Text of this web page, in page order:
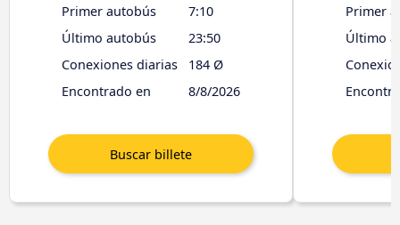
Primer autobús
7:10
Último autobús
23:50
Conexiones diarias
184 Ø
Encontrado en
8/8/2026
Primer
Último